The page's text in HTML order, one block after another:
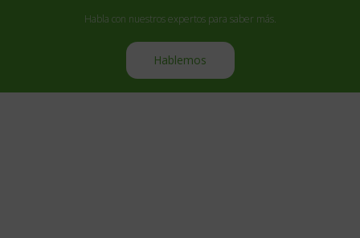
Habla con nuestros expertos para saber más.
Hablemos